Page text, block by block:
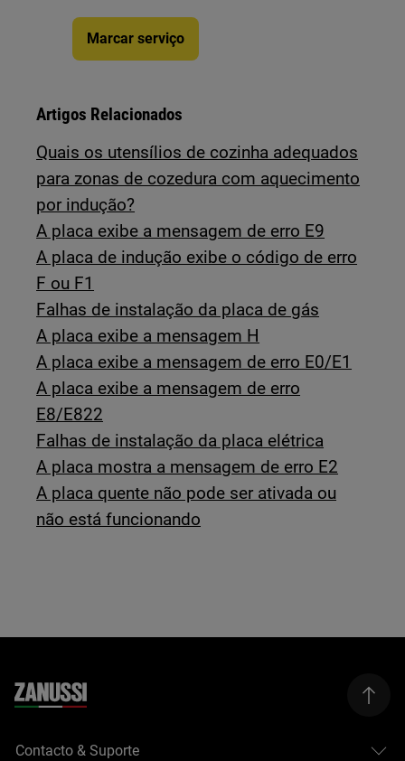
Marcar serviço
Artigos Relacionados
Quais os utensílios de cozinha adequados
para zonas de cozedura com aquecimento
por indução?
A placa exibe a mensagem de erro E9
A placa de indução exibe o código de erro
F ou F1
Falhas de instalação da placa de gás
A placa exibe a mensagem H
A placa exibe a mensagem de erro E0/E1
A placa exibe a mensagem de erro
E8/E822
Falhas de instalação da placa elétrica
A placa mostra a mensagem de erro E2
A placa quente não pode ser ativada ou
não está funcionando
Contacto & Suporte